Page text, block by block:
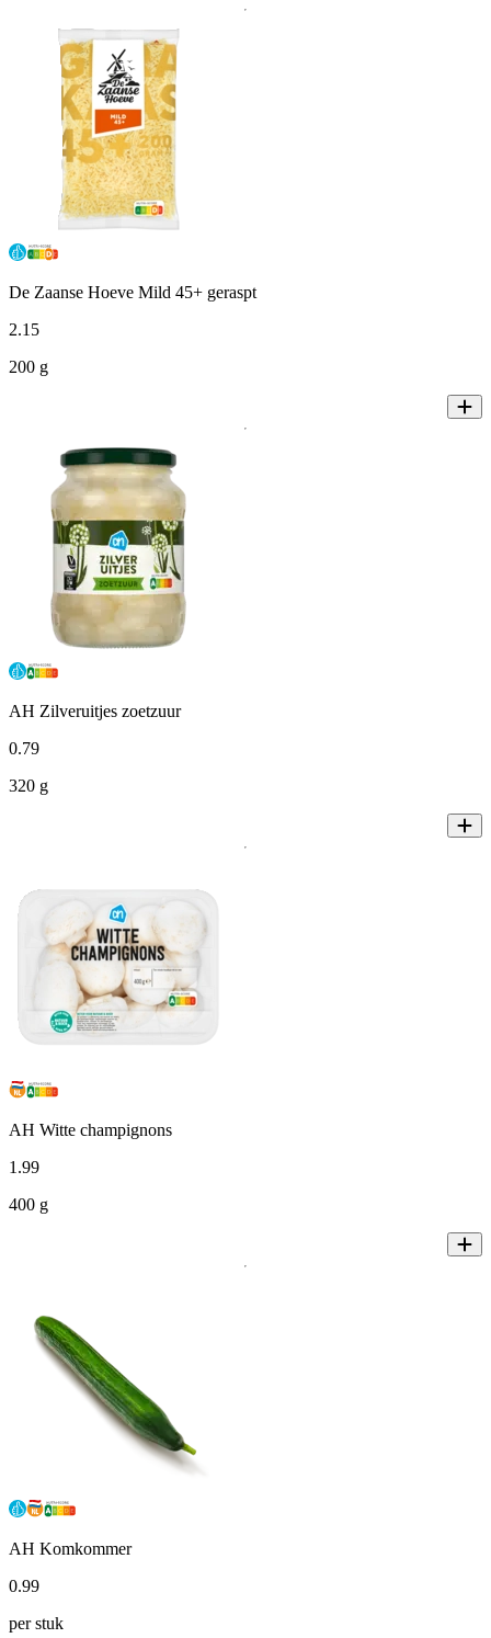
De Zaanse Hoeve Mild 45+ geraspt
2.15
200 g
AH Zilveruitjes zoetzuur
0.79
320 g
AH Witte champignons
1 .99
400 g
AH Komkommer
0.99
per stuk